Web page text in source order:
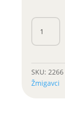
Žmigavac
C360
količina
SKU: 2266
Žmigavci